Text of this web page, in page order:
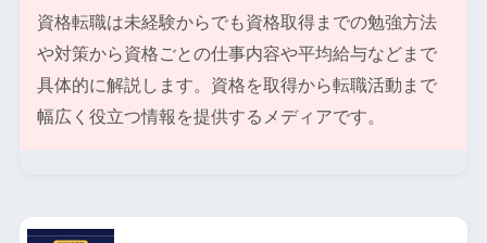
資格転職は未経験からでも資格取得までの勉強方法
や対策から資格ごとの仕事内容や平均給与などまで
具体的に解説します。資格を取得から転職活動まで
幅広く役立つ情報を提供するメディアです。